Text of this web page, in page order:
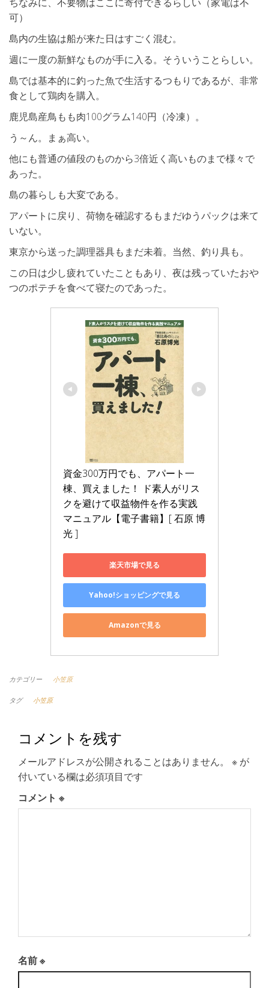
可）
島内の生協は船が来た日はすごく混む。
週に一度の新鮮なものが手に入る。そういうことらしい。
島では基本的に釣った魚で生活するつもりであるが、非常
食として鶏肉を購入。
鹿児島産鳥もも肉100グラム140円（冷凍）。
う～ん。まぁ高い。
他にも普通の値段のものから3倍近く高いものまで様々で
あった。
島の暮らしも大変である。
アパートに戻り、荷物を確認するもまだゆうパックは来て
いない。
東京から送った調理器具もまだ未着。当然、釣り具も。
この日は少し疲れていたこともあり、夜は残っていたおや
つのポテチを食べて寝たのであった。
資金300万円でも、アパート一
棟、買えました！ ド素人がリス
クを避けて収益物件を作る実践
マニュアル【電子書籍】[ 石原 博
光 ]
楽天市場で見る
Yahoo!ショッピングで見る
Amazonで見る
カテゴリー 小笠原
タグ 小笠原
コメントを残す
メールアドレスが公開されることはありません。 ※ が
付いている欄は必須項目です
コメント ※
名前※